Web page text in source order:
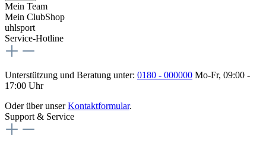
Mein Team
Mein ClubShop
uhlsport
Service-Hotline
Unterstützung und Beratung unter: 0180 - 000000 Mo-Fr, 09:00 -
17:00 Uhr
Oder über unserKontaktformular.
Support & Service